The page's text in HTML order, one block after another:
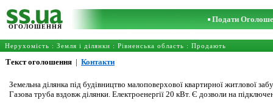
ОГОЛОШЕННЯ
Подати
Нерухомість : Земля і ділянки : Рівненська область : Продають
Текст оголошення | Контакти
Земельна ділянка під будівництво малоповерхової квартирної житлової
Газова труба вздовж ділянки. Електроенергії 20 кВт. Є дозволи на